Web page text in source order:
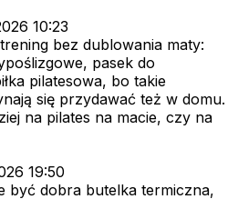
10:23
bez dublowania maty:
pasek do
pilatesowa, bo takie
się przydawać też w domu.
na pilates na macie, czy na
19:50
być dobra butelka termiczna,